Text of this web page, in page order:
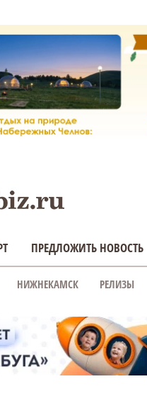
ПРЕДЛОЖИТЬ НОВОСТЬ
НИЖНЕКАМСК РЕЛИЗЫ